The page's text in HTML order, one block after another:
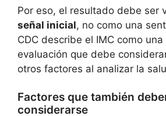
Por eso, el resultado debe ser
señal inicial, no como una
CDC describe el IMC como
evaluación que debe
otros factores al analizar la
Factores que también
considerarse